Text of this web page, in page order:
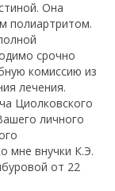
Она
полиартритом.
срочно
комиссию из
лечения.
Циолковского
личного
мне внучки К.Э.
от 22